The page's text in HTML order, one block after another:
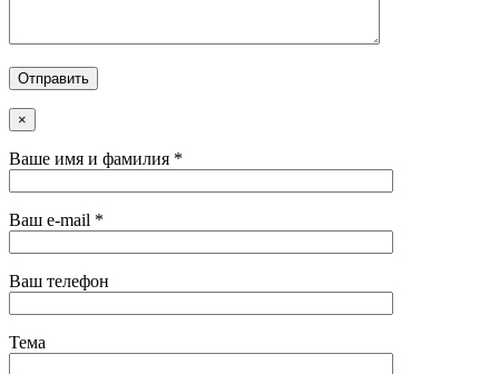
×
Ваше имя и фамилия *
Ваш e-mail *
Ваш телефон
Тема